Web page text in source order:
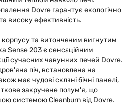
Dovre гарантує екологічно
високу ефективність.
та витонченим вигнутим
Sense 203 є сенсаційним
сучасних чавунних печей Dovre.
піч, встановлена на
має чудові скляні бічні панелі,
закручене полум'я, що
системою Cleanburn від Dovre.